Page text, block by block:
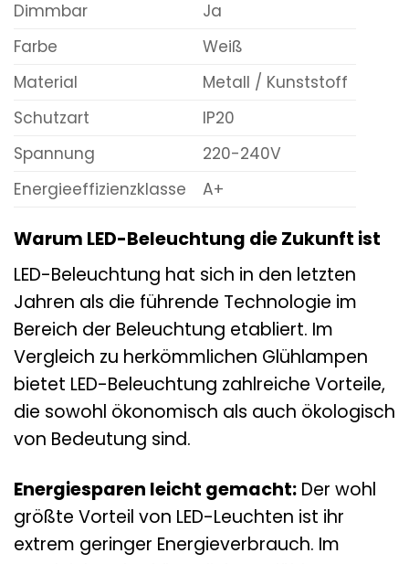
Dimmbar
Ja
Farbe
Weiß
Material
Metall / Kunststoff
Schutzart
IP20
Spannung
220-240V
Energieeffizienzklasse
A+
Warum LED-Beleuchtung die Zukunft ist
LED-Beleuchtung hat sich in den letzten
Jahren als die führende Technologie im
Bereich der Beleuchtung etabliert. Im
Vergleich zu herkömmlichen Glühlampen
bietet LED-Beleuchtung zahlreiche Vorteile,
die sowohl ökonomisch als auch ökologisch
von Bedeutung sind.
Energiesparen leicht gemacht: Der wohl
größte Vorteil von LED-Leuchten ist ihr
extrem geringer Energieverbrauch. Im